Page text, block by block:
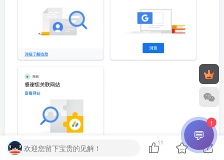
总结一下：
欢迎您留下宝贵的见解！
11 💬
1